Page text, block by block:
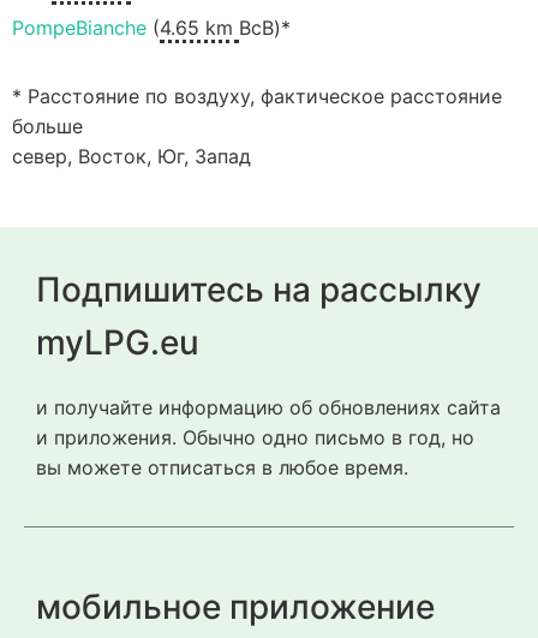
PompeBianche (4.65 km ВсВ)*
* Расстояние по воздуху, фактическое расстояние
больше
север, Восток, Юг, Запад
Подпишитесь на рассылку
myLPG.eu
и получайте информацию об обновлениях сайта
и приложения. Обычно одно письмо в год, но
вы можете отписаться в любое время.
мобильное приложение